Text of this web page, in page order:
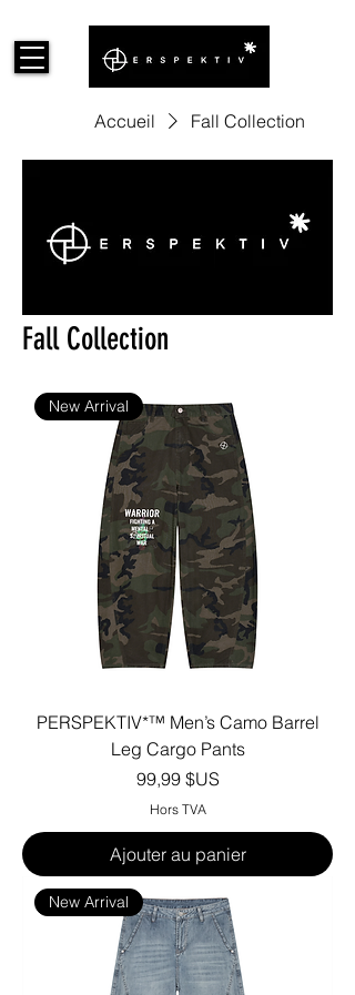
Accueil Fall Collection
Fall Collection
New Arrival
PERSPEKTIV*™️ Men’s Camo Barrel
Leg Cargo Pants
Prix
99,99 $US
Hors TVA
Ajouter au panier
New Arrival